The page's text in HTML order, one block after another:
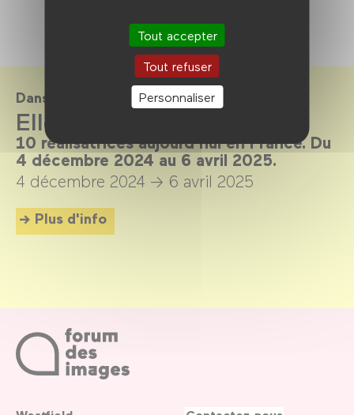
Tout accepter
Tout refuser
Personnaliser
Dans le cadre de
Elles sont là pour rester
10 réalisatrices aujourd’hui en France. Du
4 décembre 2024 au 6 avril 2025.
4 décembre 2024 → 6 avril 2025
Plus d'info